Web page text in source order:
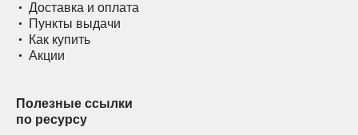
Доставка и оплата
Пункты выдачи
Как купить
Акции
Полезные ссылки
по ресурсу